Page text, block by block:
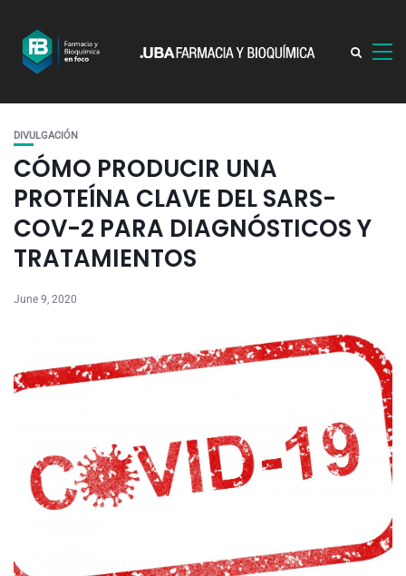
DIVULGACIÓN
CÓMO PRODUCIR UNA
PROTEÍNA CLAVE DEL SARS-
COV-2 PARA DIAGNÓSTICOS Y
TRATAMIENTOS
June 9, 2020